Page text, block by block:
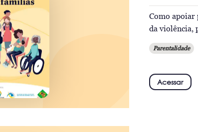
Como apoiar
da violência,
Parentalidade
Acessar